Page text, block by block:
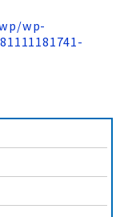
wp-